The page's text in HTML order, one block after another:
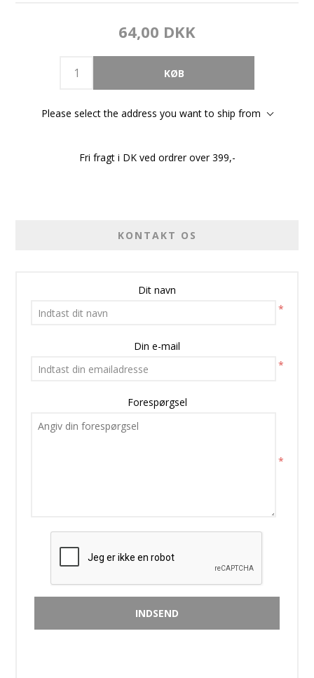
64,00 DKK
Please select the address you want to ship from
Fri fragt i DK ved ordrer over 399,-
KONTAKT OS
Dit navn
*
Din e-mail
*
Forespørgsel
*